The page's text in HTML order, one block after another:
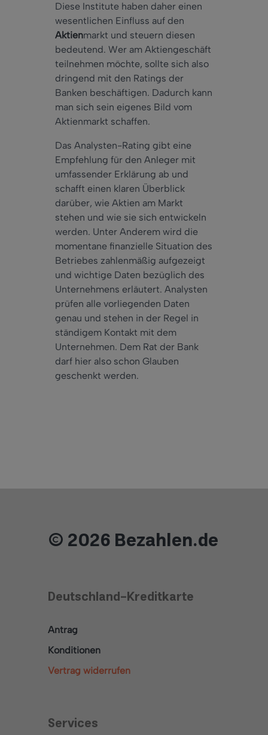
Diese Institute haben daher einen
wesentlichen Einfluss auf den
Aktienmarkt und steuern diesen
bedeutend. Wer am Aktiengeschäft
teilnehmen möchte, sollte sich also
dringend mit den Ratings der
Banken beschäftigen. Dadurch kann
man sich sein eigenes Bild vom
Aktienmarkt schaffen.
Das Analysten-Rating gibt eine
Empfehlung für den Anleger mit
umfassender Erklärung ab und
schafft einen klaren Überblick
darüber, wie Aktien am Markt
stehen und wie sie sich entwickeln
werden. Unter Anderem wird die
momentane finanzielle Situation des
Betriebes zahlenmäßig aufgezeigt
und wichtige Daten bezüglich des
Unternehmens erläutert. Analysten
prüfen alle vorliegenden Daten
genau und stehen in der Regel in
ständigem Kontakt mit dem
Unternehmen. Dem Rat der Bank
darf hier also schon Glauben
geschenkt werden.
© 2026 Bezahlen.de
Deutschland-Kreditkarte
Antrag
Konditionen
Vertrag widerrufen
Services